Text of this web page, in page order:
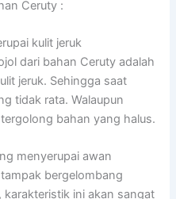
Ceruty :
kulit jeruk
dari bahan Ceruty adalah
jeruk. Sehingga saat
tidak rata. Walaupun
bahan yang halus.
menyerupai awan
bergelombang
ini akan sangat